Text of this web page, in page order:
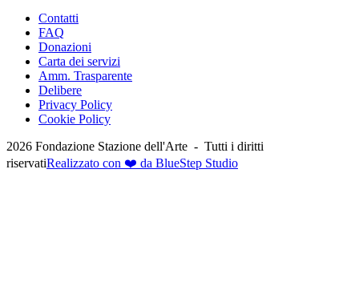
Contatti
FAQ
Donazioni
Carta dei servizi
Amm. Trasparente
Delibere
Privacy Policy
Cookie Policy
2026 Fondazione Stazione dell'Arte - Tutti i diritti
riservatiRealizzato con ❤️ da BlueStep Studio